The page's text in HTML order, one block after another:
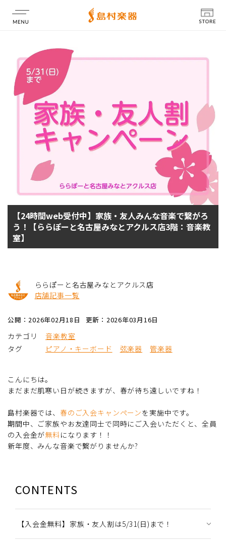
店舗情報
【24時間web受付中】家族・友人みんな音楽で繋がろ
う！【ららぽーと名古屋みなとアクルス店3階：音楽教
室】
ららぽーと名古屋みなとアクルス店
店舗記事一覧
公開：2026年02月18日 更新：2026年03月16日
カテゴリ
音楽教室
タグ
ピアノ・キーボード 弦楽器 管楽器
こんにちは。
まだまだ肌寒い日が続きますが、春が待ち遠しいですね！
島村楽器では、 春のご入会キャンペーンを実施中です。
期間中、ご家族やお友達同士で同時にご入会いただくと、全員
の入会金が無料になります！！
新年度、みんな音楽で繋がりませんか?
CONTENTS
【入会金無料】家族・友人割は5/31(日)まで！